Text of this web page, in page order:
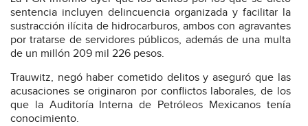
sentencia incluyen delincuencia organizada y facilitar la
sustracción ilícita de hidrocarburos, ambos con agravantes
por tratarse de servidores públicos, además de una multa
de un millón 209 mil 226 pesos.
Trauwitz, negó haber cometido delitos y aseguró que las
acusaciones se originaron por conflictos laborales, de los
que la Auditoría Interna de Petróleos Mexicanos tenía
conocimiento.